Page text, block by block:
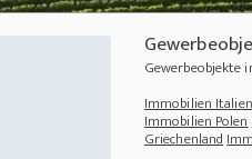
Gewerbeobjekte
Immobilien Italien
Immobilien Polen
Griechenland